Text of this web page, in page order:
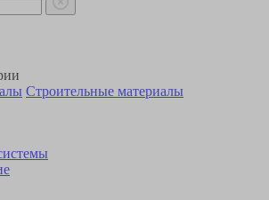
Строительные материалы